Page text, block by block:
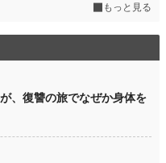
もっと見る
、復讐の旅でなぜか身体を